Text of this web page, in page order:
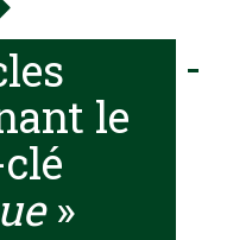
le
»